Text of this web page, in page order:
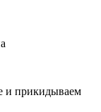
и прикидываем